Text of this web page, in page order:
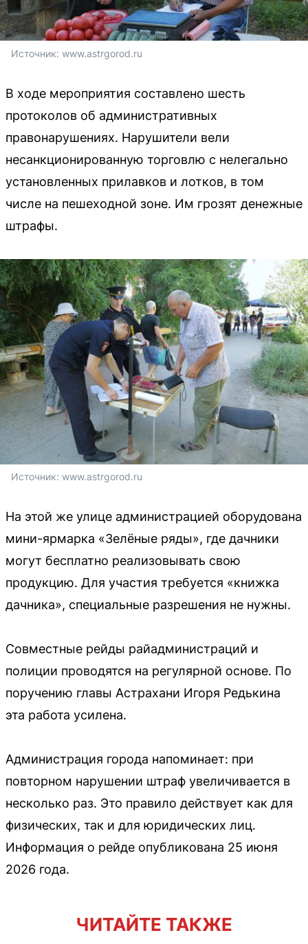
Источник: www.astrgorod.ru
В ходе мероприятия составлено шесть
протоколов об административных
правонарушениях. Нарушители вели
несанкционированную торговлю с нелегально
установленных прилавков и лотков, в том
числе на пешеходной зоне. Им грозят денежные
штрафы.
Источник: www.astrgorod.ru
На этой же улице администрацией оборудована
мини-ярмарка «Зелёные ряды», где дачники
могут бесплатно реализовывать свою
продукцию. Для участия требуется «книжка
дачника», специальные разрешения не нужны.
Совместные рейды райадминистраций и
полиции проводятся на регулярной основе. По
поручению главы Астрахани Игоря Редькина
эта работа усилена.
Администрация города напоминает: при
повторном нарушении штраф увеличивается в
несколько раз. Это правило действует как для
физических, так и для юридических лиц.
Информация о рейде опубликована 25 июня
2026 года.
ЧИТАЙТЕ ТАКЖЕ